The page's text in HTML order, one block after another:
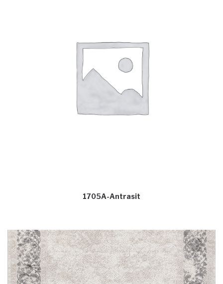
1705A-Antrasit